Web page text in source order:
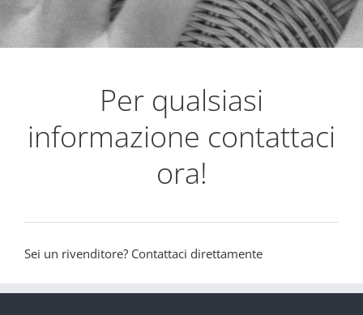
Per qualsiasi
informazione contattaci
ora!
Sei un rivenditore? Contattaci direttamente